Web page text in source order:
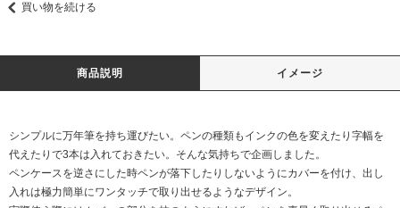
買い物を続ける
商品説明 イメージ
シンプルに万年筆を持ち運びたい。ペンの種類もインクの色を変えたり字幅を
代えたりで3本は入れておきたい。そんな気持ちで企画しました。
ペンケースを逆さにした時ペンが落下したりしないようにカバーを付け、出し
入れは極力簡単にワンタッチで取り出せるようなデザイン。